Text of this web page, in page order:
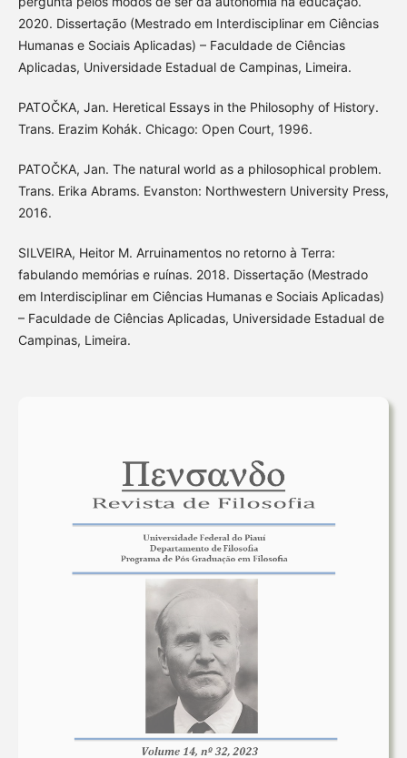
2020. Dissertação (Mestrado em Interdisciplinar em Ciências
Humanas e Sociais Aplicadas) – Faculdade de Ciências
Aplicadas, Universidade Estadual de Campinas, Limeira.
PATOČKA, Jan. Heretical Essays in the Philosophy of History.
Trans. Erazim Kohák. Chicago: Open Court, 1996.
PATOČKA, Jan. The natural world as a philosophical problem.
Trans. Erika Abrams. Evanston: Northwestern University Press,
2016.
SILVEIRA, Heitor M. Arruinamentos no retorno à Terra:
fabulando memórias e ruínas. 2018. Dissertação (Mestrado
em Interdisciplinar em Ciências Humanas e Sociais Aplicadas)
– Faculdade de Ciências Aplicadas, Universidade Estadual de
Campinas, Limeira.